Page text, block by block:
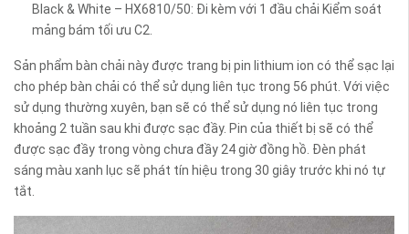
Black & White – HX6810/50: Đi kèm với 1 đầu chải Kiểm soát
mảng bám tối ưu C2.
Sản phẩm bàn chải này được trang bị pin lithium ion có thể sạc lại
cho phép bàn chải có thể sử dụng liên tục trong 56 phút. Với việc
sử dụng thường xuyên, bạn sẽ có thể sử dụng nó liên tục trong
khoảng 2 tuần sau khi được sạc đầy. Pin của thiết bị sẽ có thể
được sạc đầy trong vòng chưa đầy 24 giờ đồng hồ. Đèn phát
sáng màu xanh lục sẽ phát tín hiệu trong 30 giây trước khi nó tự
tắt.